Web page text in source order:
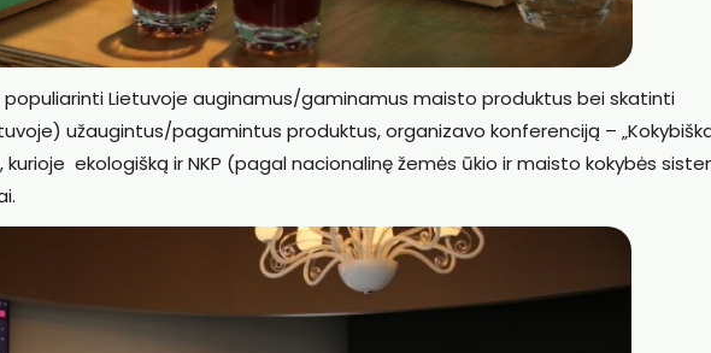
populiarinti Lietuvoje auginamus/gaminamus maisto produktus bei skatinti
užaugintus/pagamintus produktus, organizavo konferenciją –
ekologišką ir NKP (pagal nacionalinę žemės ūkio ir maisto kokybės